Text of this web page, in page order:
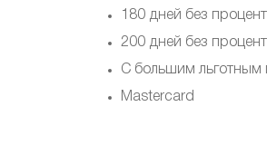
180 дней без
200 дней без
С большим льготным
Mastercard